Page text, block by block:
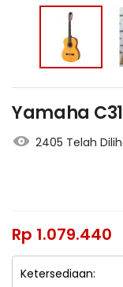
Yamaha
2405 Telah
Rp 1.079.440
Ketersediaan: